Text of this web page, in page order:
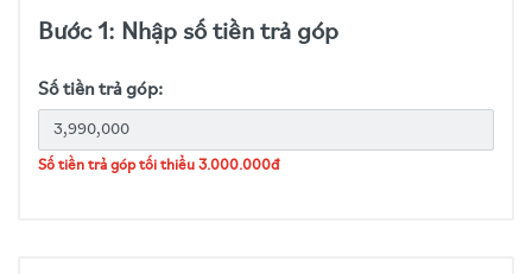
Bước 1: Nhập số tiền trả góp
Số tiền trả góp:
Số tiền trả góp tối thiểu 3.000.000đ